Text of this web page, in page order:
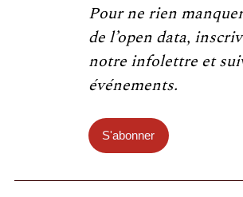
Pour ne rien
de l’open data,
notre infolettre et
événements.
S'abonner